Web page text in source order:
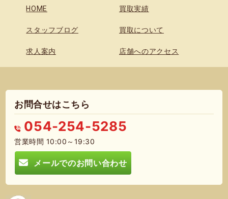
HOME 買取実績
スタッフブログ 買取について
求人案内 店舗へのアクセス
お問合せはこちら
054-254-5285
営業時間 10:00～19:30
メールでのお問い合わせ